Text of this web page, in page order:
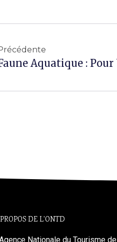
DE L'ONTD
Nationale du Tourisme de